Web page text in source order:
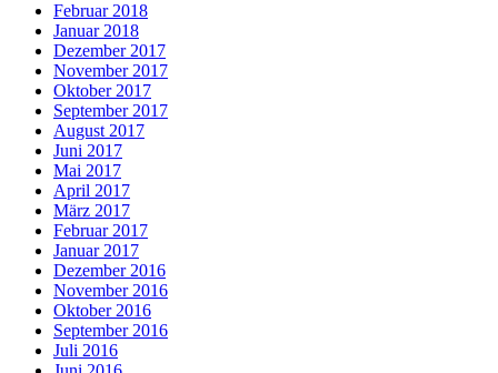
Februar 2018
Januar 2018
Dezember 2017
November 2017
Oktober 2017
September 2017
August 2017
Juni 2017
Mai 2017
April 2017
März 2017
Februar 2017
Januar 2017
Dezember 2016
November 2016
Oktober 2016
September 2016
Juli 2016